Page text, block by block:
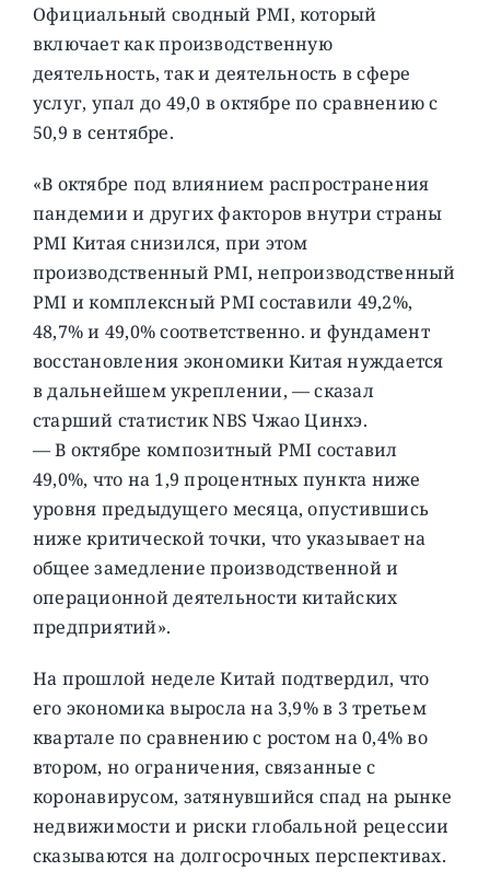
Официальный сводный PMI, который
включает как производственную
деятельность, так и деятельность в сфере
услуг, упал до 49,0 в октябре по сравнению с
50,9 в сентябре.
«В октябре под влиянием распространения
пандемии и других факторов внутри страны
PMI Китая снизился, при этом
производственный PMI, непроизводственный
PMI и комплексный PMI составили 49,2%,
48,7% и 49,0% соответственно. и фундамент
восстановления экономики Китая нуждается
в дальнейшем укреплении, — сказал
старший статистик NBS Чжао Цинхэ.
— В октябре композитный PMI составил
49,0%, что на 1,9 процентных пункта ниже
уровня предыдущего месяца, опустившись
ниже критической точки, что указывает на
общее замедление производственной и
операционной деятельности китайских
предприятий».
На прошлой неделе Китай подтвердил, что
его экономика выросла на 3,9% в 3 третьем
квартале по сравнению с ростом на 0,4% во
втором, но ограничения, связанные с
коронавирусом, затянувшийся спад на рынке
недвижимости и риски глобальной рецессии
сказываются на долгосрочных перспективах.